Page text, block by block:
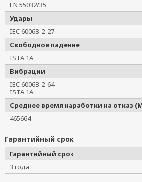
EN 55032/35
Удары
IEC 60068-2-27
Свободное падение
ISTA 1A
Вибрации
IEC 60068-2-64
ISTA 1A
Среднее время наработки на отказ
465664
Гарантийный срок
Гарантийный срок
3 года